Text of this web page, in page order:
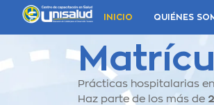
INICIO QUIÉNES
Prácticas hospitalarias
Haz parte de los más de